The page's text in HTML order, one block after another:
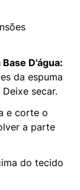
D'água:
da espuma
secar.
e corte o
a parte
do tecido